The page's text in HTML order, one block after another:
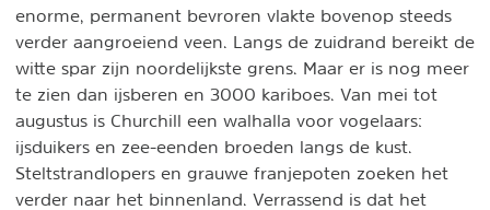
enorme, permanent bevroren vlakte bovenop steeds
verder aangroeiend veen. Langs de zuidrand bereikt de
witte spar zijn noordelijkste grens. Maar er is nog meer
te zien dan ijsberen en 3000 kariboes. Van mei tot
augustus is Churchill een walhalla voor vogelaars:
ijsduikers en zee-eenden broeden langs de kust.
Steltstrandlopers en grauwe franjepoten zoeken het
verder naar het binnenland. Verrassend is dat het